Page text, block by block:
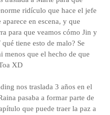
ridículo que hace el jefe
en escena, y que
para que veamos cómo Jin y
tiene esto de malo? Se
menos que el hecho de que
XD
nos traslada 3 años en el
pasaba a formar parte de
que puede traer la paz a